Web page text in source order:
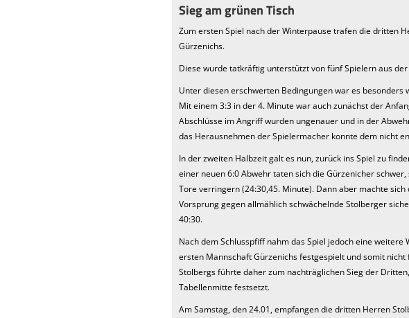
Sieg am grünen Tisch
Zum ersten Spiel nach der Winterpause trafen die dritten
Gürzenichs.
Diese wurde tatkräftig unterstützt von fünf Spielern aus
Unter diesen erschwerten Bedingungen war es
Mit einem 3:3 in der 4. Minute war auch zunächst der
Abschlüsse im Angriff wurden ungenauer und in der
das Herausnehmen der Spielermacher konnte dem nicht
In der zweiten Halbzeit galt es nun, zurück ins Spiel zu
einer neuen 6:0 Abwehr taten sich die Gürzenicher
Tore verringern (24:30,45. Minute). Dann aber machte
Vorsprung gegen allmählich schwächelnde Stolberger
40:30.
Nach dem Schlusspfiff nahm das Spiel jedoch eine
ersten Mannschaft Gürzenichs festgespielt und somit
Stolbergs führte daher zum nachträglichen Sieg der
Tabellenmitte festsetzt.
Am Samstag, den 24.01, empfangen die dritten Herren